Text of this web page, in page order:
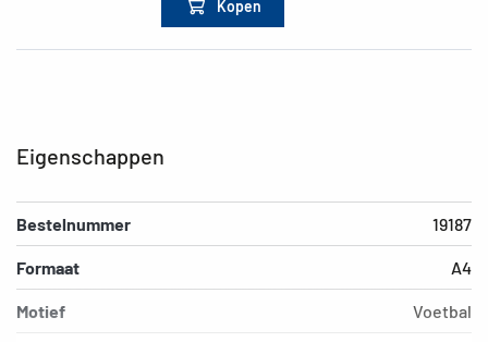
Kopen
Eigenschappen
Bestelnummer 19187
Formaat A4
Motief Voetbal